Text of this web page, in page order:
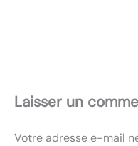
Laisser un
Votre adresse e-mail